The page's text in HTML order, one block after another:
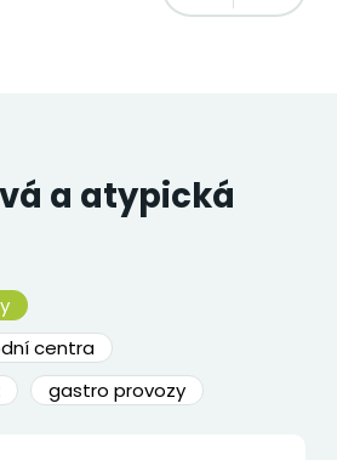
a atypická
centra
gastro provozy